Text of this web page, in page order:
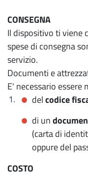
CONSEGNA
Il dispositivo ti viene
spese di consegna
servizio.
Documenti e
E' necessario
delcodice
di un
(carta di
oppure del
COSTO